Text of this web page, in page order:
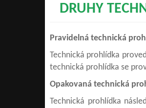
DRUHY
Pravidelná technická
Technická prohlídka
technická prohlídka se
Opakovaná technická
Technická prohlídka